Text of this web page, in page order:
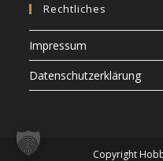
Rechtliches
Impressum
Datenschutzerklärung
Copyright